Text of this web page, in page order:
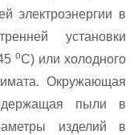
электроэнергии в
установки
оС) или холодного
Окружающая
пыли в
изделий в